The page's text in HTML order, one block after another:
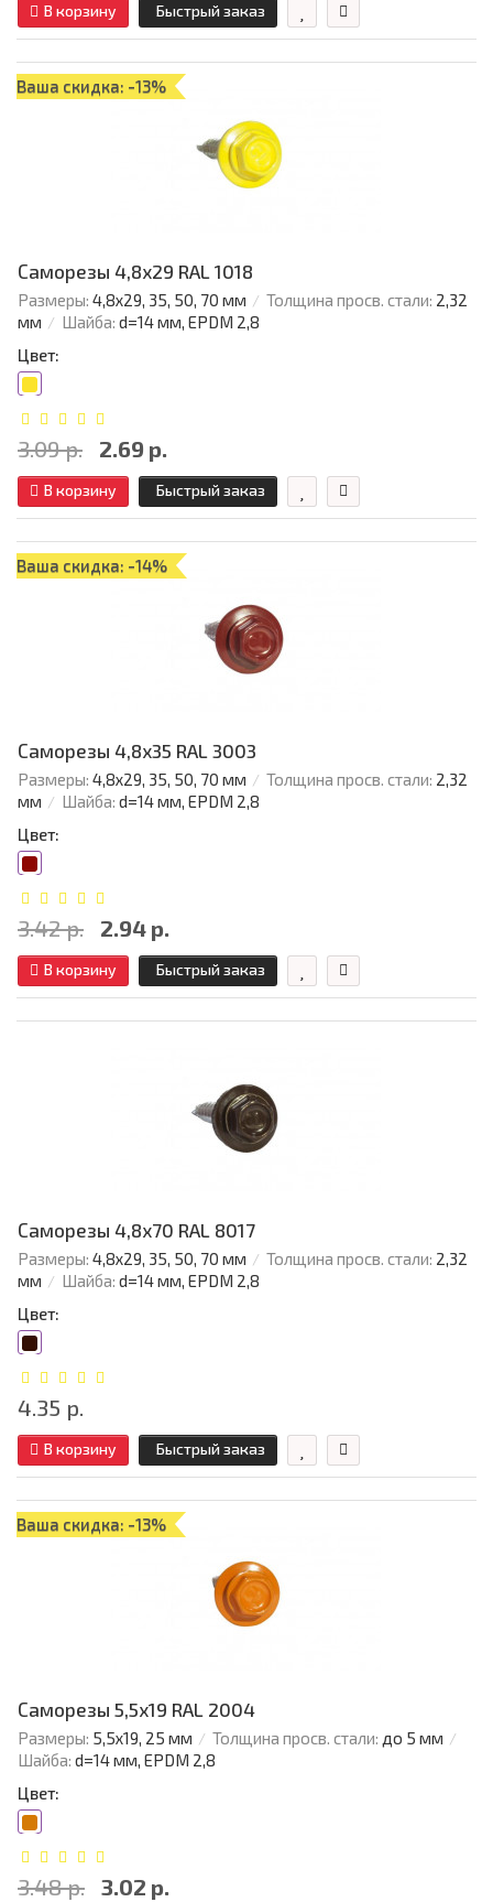
В корзину Быстрый заказ
Ваша скидка: -13%
Саморезы 4,8х29 RAL 1018
Размеры: 4,8х29, 35, 50, 70 мм Толщина просв. стали: 2,32
мм
Шайба: d=14 мм, EPDM 2,8
Цвет:
3.09 р. 2.69 р.
В корзину Быстрый заказ
Ваша скидка: -14%
Саморезы 4,8х35 RAL 3003
Размеры: 4,8х29, 35, 50, 70 мм Толщина просв. стали: 2,32
мм
Шайба: d=14 мм, EPDM 2,8
Цвет:
3.42 р. 2.94 р.
В корзину Быстрый заказ
Саморезы 4,8х70 RAL 8017
Размеры: 4,8х29, 35, 50, 70 мм Толщина просв. стали: 2,32
мм
Шайба: d=14 мм, EPDM 2,8
Цвет:
4.35 р.
В корзину Быстрый заказ
Ваша скидка: -13%
Саморезы 5,5х19 RAL 2004
Размеры: 5,5х19, 25 мм Толщина просв. стали: до 5 мм
Шайба: d=14 мм, EPDM 2,8
Цвет:
3.48 р. 3.02 р.